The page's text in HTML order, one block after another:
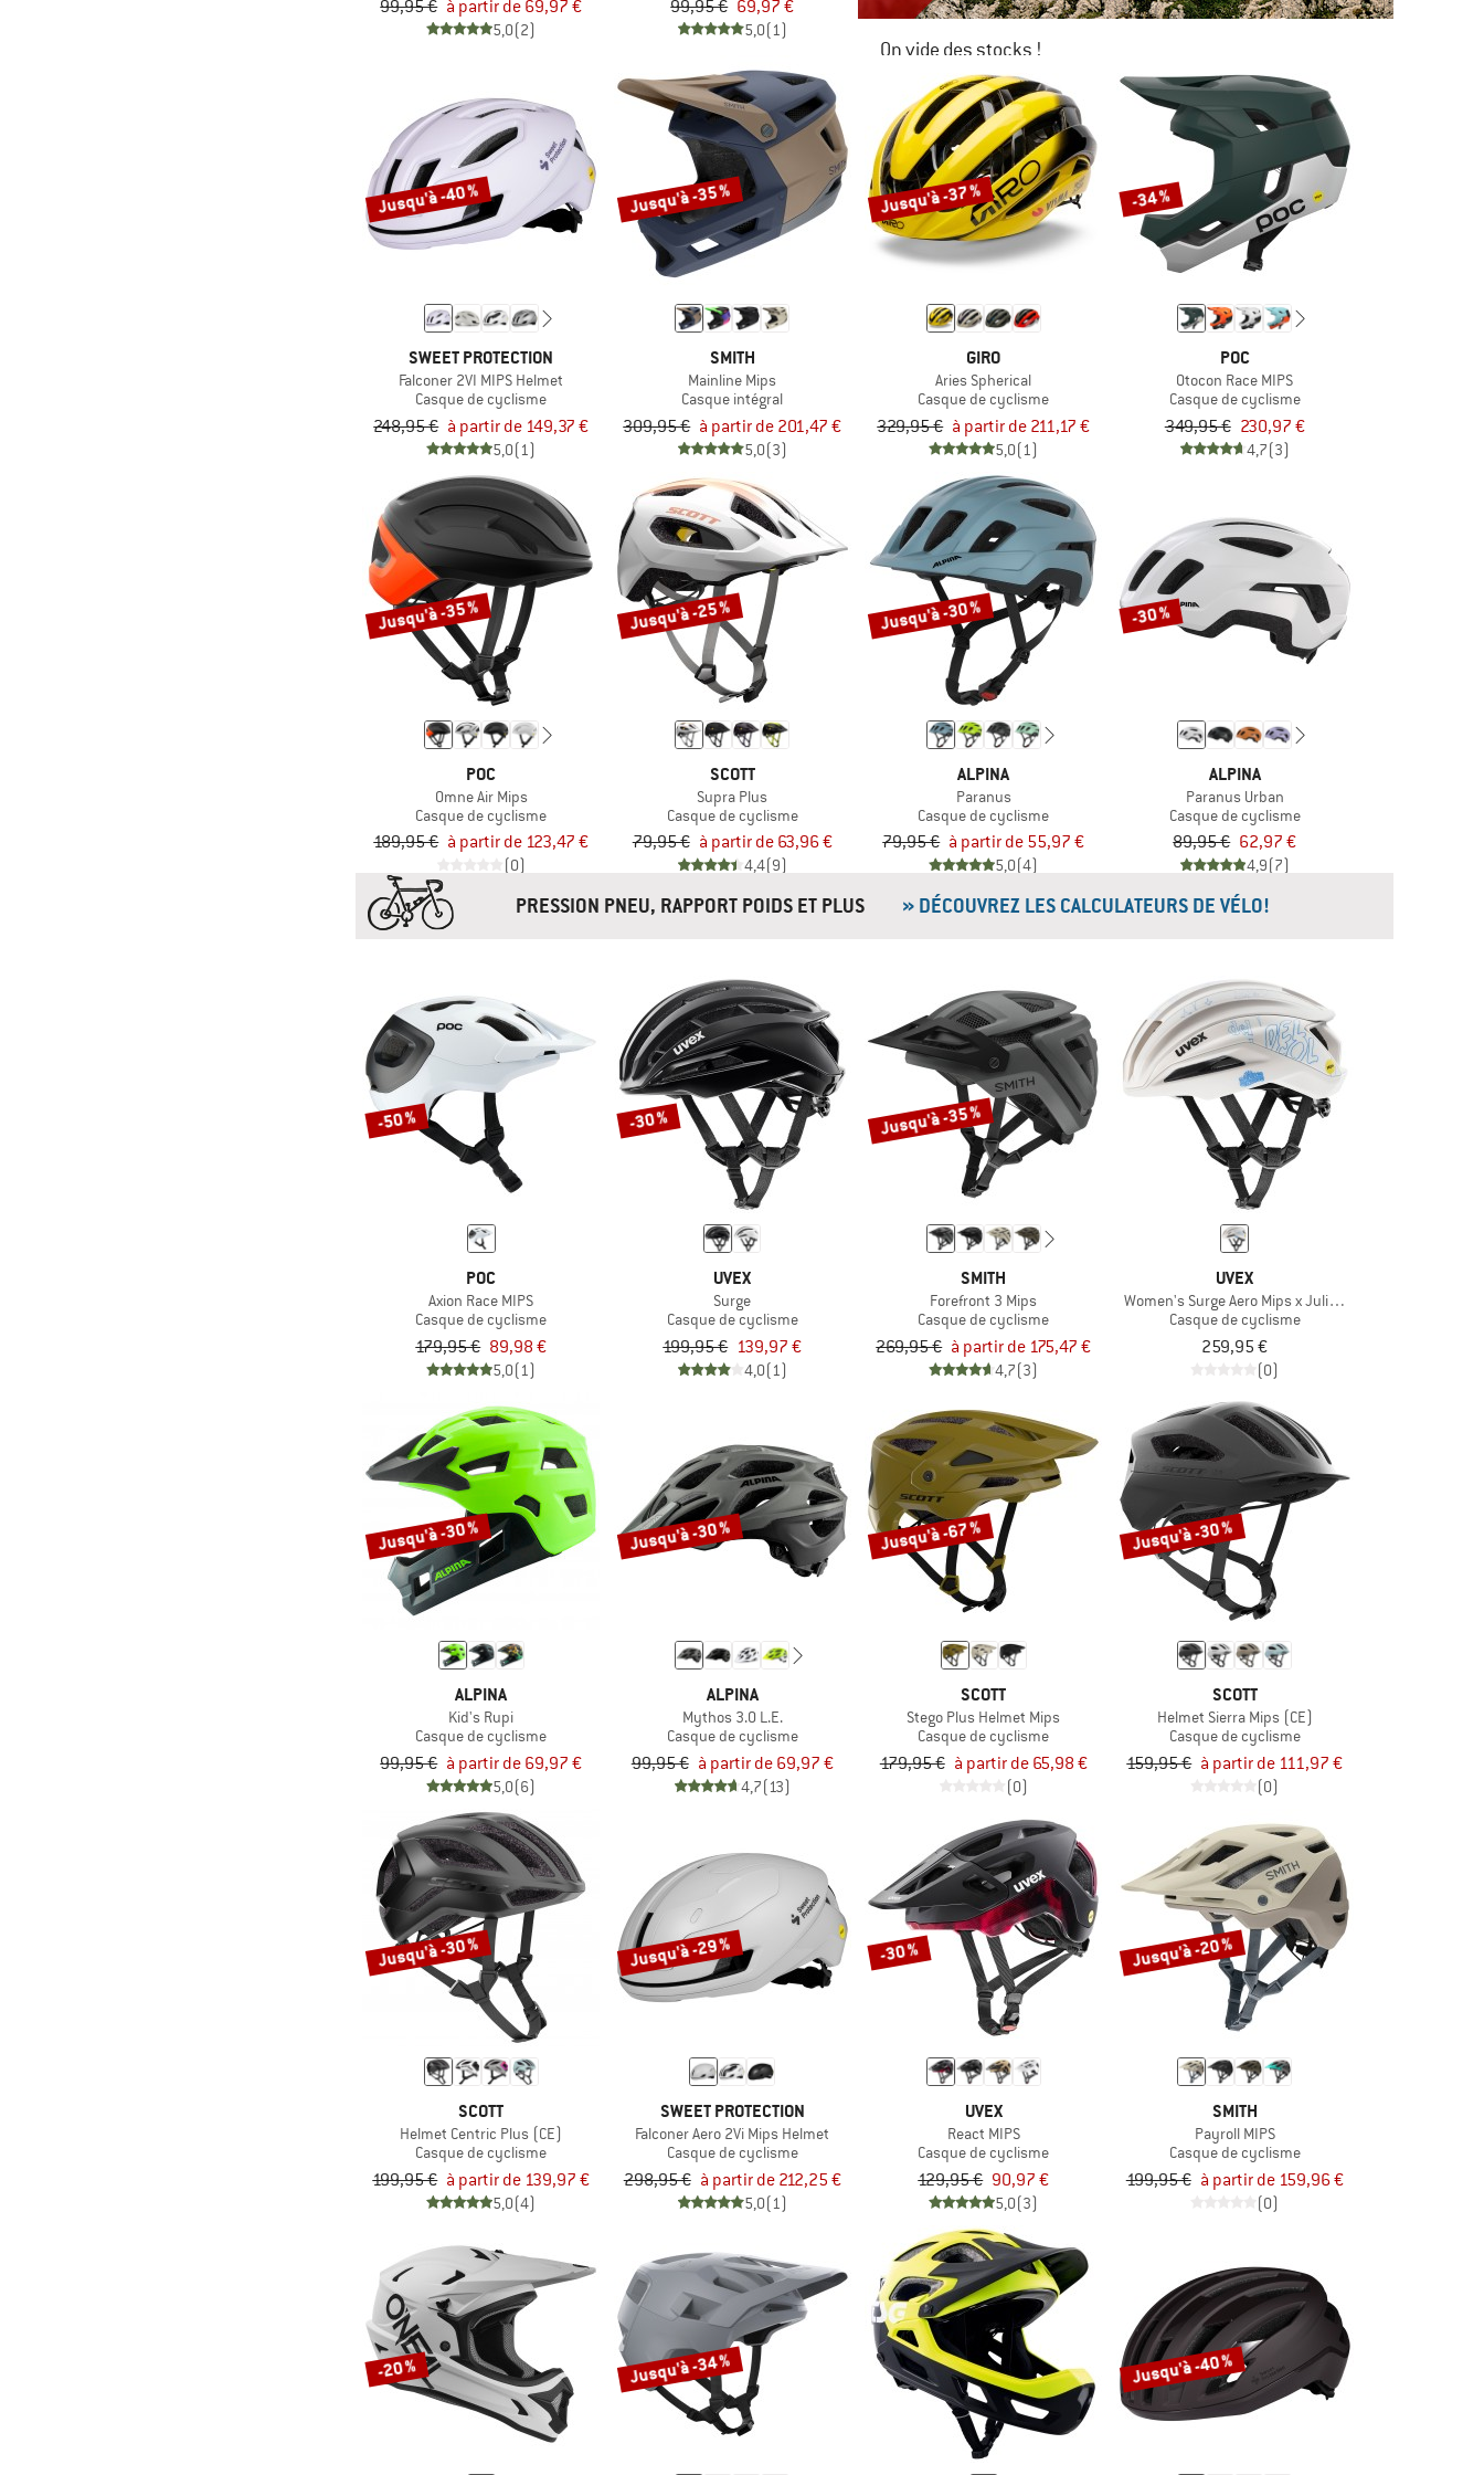
99,95 € à partir de 69,97 €
5,0(2)
99,95 € 69,97 €
5,0(1)
On vide des stocks !
JUSQU'À -60 %
LE DÉSTOCKAGE
Jusqu'à -40 %
SWEET PROTECTION
Falconer 2VI MIPS Helmet
Casque de cyclisme
248,95 € à partir de 149,37 €
5,0(1)
Jusqu'à -35 %
SMITH
Mainline Mips
Casque intégral
309,95 € à partir de 201,47 €
5,0(3)
Jusqu'à -37 %
GIRO
Aries Spherical
Casque de cyclisme
329,95 € à partir de 211,17 €
5,0(1)
-34 %
POC
Otocon Race MIPS
Casque de cyclisme
349,95 € 230,97 €
4,7(3)
Jusqu'à -35 %
POC
Omne Air Mips
Casque de cyclisme
189,95 € à partir de 123,47 €
(0)
Jusqu'à -25 %
SCOTT
Supra Plus
Casque de cyclisme
79,95 € à partir de 63,96 €
4,4(9)
Jusqu'à -30 %
ALPINA
Paranus
Casque de cyclisme
79,95 € à partir de 55,97 €
5,0(4)
-30 %
ALPINA
Paranus Urban
Casque de cyclisme
89,95 € 62,97 €
4,9(7)
PRESSION PNEU, RAPPORT POIDS ET PLUS » DÉCOUVREZ LES CALCULATEURS DE VÉLO!
-50 %
POC
Axion Race MIPS
Casque de cyclisme
179,95 € 89,98 €
5,0(1)
-30 %
UVEX
Surge
Casque de cyclisme
199,95 € 139,97 €
4,0(1)
Jusqu'à -35 %
SMITH
Forefront 3 Mips
Casque de cyclisme
269,95 € à partir de 175,47 €
4,7(3)
UVEX
Women's Surge Aero Mips x Julia Schuler
Casque de cyclisme
259,95 €
(0)
Jusqu'à -30 %
ALPINA
Kid's Rupi
Casque de cyclisme
99,95 € à partir de 69,97 €
5,0(6)
Jusqu'à -30 %
ALPINA
Mythos 3.0 L.E.
Casque de cyclisme
99,95 € à partir de 69,97 €
4,7(13)
Jusqu'à -67 %
SCOTT
Stego Plus Helmet Mips
Casque de cyclisme
179,95 € à partir de 65,98 €
(0)
Jusqu'à -30 %
SCOTT
Helmet Sierra Mips (CE)
Casque de cyclisme
159,95 € à partir de 111,97 €
(0)
Jusqu'à -30 %
SCOTT
Helmet Centric Plus (CE)
Casque de cyclisme
199,95 € à partir de 139,97 €
5,0(4)
Jusqu'à -29 %
SWEET PROTECTION
Falconer Aero 2Vi Mips Helmet
Casque de cyclisme
298,95 € à partir de 212,25 €
5,0(1)
-30 %
UVEX
React MIPS
Casque de cyclisme
129,95 € 90,97 €
5,0(3)
Jusqu'à -20 %
SMITH
Payroll MIPS
Casque de cyclisme
199,95 € à partir de 159,96 €
(0)
-20 % Jusqu'à -34 % Jusqu'à -40 %